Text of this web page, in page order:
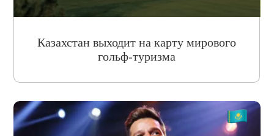
Казахстан выходит на карту мирового
гольф-туризма